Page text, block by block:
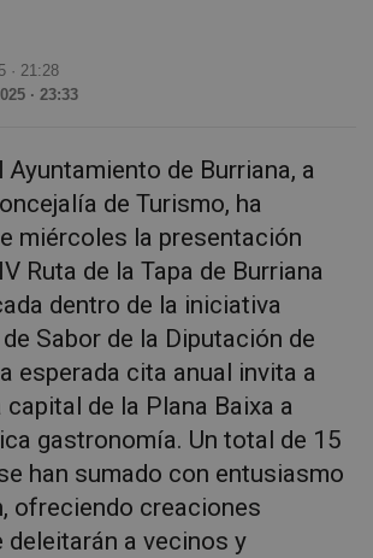
· 21:28
· 23:33
Ayuntamiento de Burriana, a
de Turismo, ha
miércoles la presentación
Ruta de la Tapa de Burriana
dentro de la iniciativa
Sabor de la Diputación de
esperada cita anual invita a
de la Plana Baixa a
gastronomía. Un total de 15
han sumado con entusiasmo
ofreciendo creaciones
deleitarán a vecinos y